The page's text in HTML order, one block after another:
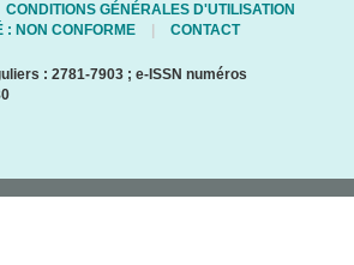
CONDITIONS GÉNÉRALES D'UTILISATION
: NON CONFORME
CONTACT
: 2781-7903 ; e-ISSN numéros